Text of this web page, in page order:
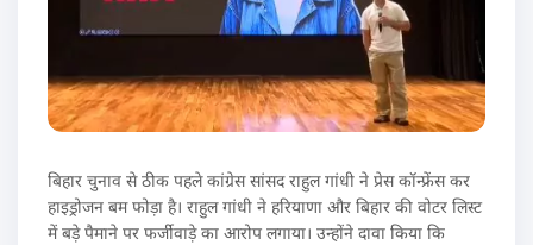
बिहार चुनाव से ठीक पहले कांग्रेस सांसद राहुल गांधी ने प्रेस कॉन्फ्रेंस कर
हाइड्रोजन बम फोड़ा है। राहुल गांधी ने हरियाणा और बिहार की वोटर लिस्ट
में बड़े पैमाने पर फर्जीवाड़े का आरोप लगाया। उन्होंने दावा किया कि